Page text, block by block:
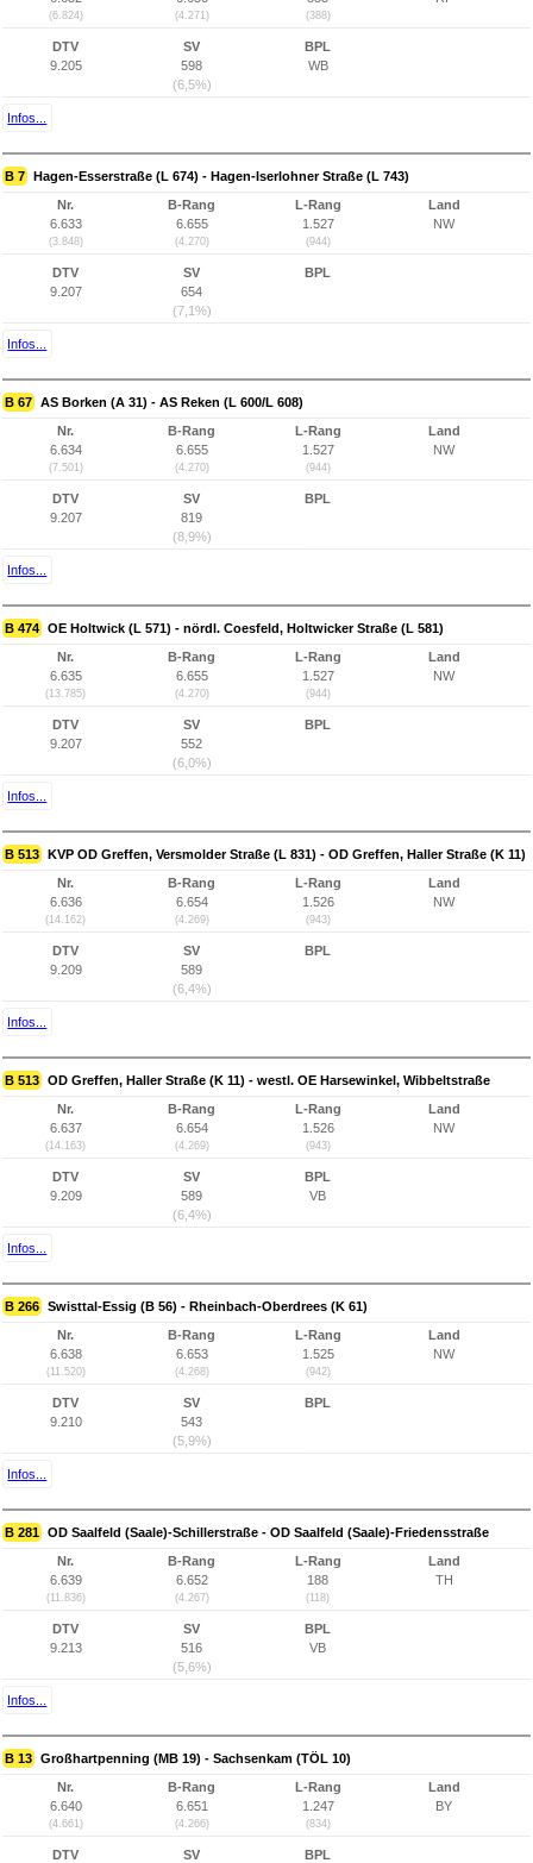
(6.824) (4.271) (388)
DTV
9.205
SV
598
(6,5%)
BPL
WB
Infos...
B 7 Hagen-Esserstraße (L 674) - Hagen-Iserlohner Straße (L 743)
Nr.
6.633
(3.848)
B-Rang
6.655
(4.270)
L-Rang
1.527
(944)
Land
NW
DTV
9.207
SV
654
(7,1%)
BPL
Infos...
B 67 AS Borken (A 31) - AS Reken (L 600/L 608)
Nr.
6.634
(7.501)
B-Rang
6.655
(4.270)
L-Rang
1.527
(944)
Land
NW
DTV
9.207
SV
819
(8,9%)
BPL
Infos...
B 474 OE Holtwick (L 571) - nördl. Coesfeld, Holtwicker Straße (L 581)
Nr.
6.635
(13.785)
B-Rang
6.655
(4.270)
L-Rang
1.527
(944)
Land
NW
DTV
9.207
SV
552
(6,0%)
BPL
Infos...
B 513 KVP OD Greffen, Versmolder Straße (L 831) - OD Greffen, Haller Straße (K 11)
Nr.
6.636
(14.162)
B-Rang
6.654
(4.269)
L-Rang
1.526
(943)
Land
NW
DTV
9.209
SV
589
(6,4%)
BPL
Infos...
B 513 OD Greffen, Haller Straße (K 11) - westl. OE Harsewinkel, Wibbeltstraße
Nr.
6.637
(14.163)
B-Rang
6.654
(4.269)
L-Rang
1.526
(943)
Land
NW
DTV
9.209
SV
589
(6,4%)
BPL
VB
Infos...
B 266 Swisttal-Essig (B 56) - Rheinbach-Oberdrees (K 61)
Nr.
6.638
(11.520)
B-Rang
6.653
(4.268)
L-Rang
1.525
(942)
Land
NW
DTV
9.210
SV
543
(5,9%)
BPL
Infos...
B 281 OD Saalfeld (Saale)-Schillerstraße - OD Saalfeld (Saale)-Friedensstraße
Nr.
6.639
(11.836)
B-Rang
6.652
(4.267)
L-Rang
188
(118)
Land
TH
DTV
9.213
SV
516
(5,6%)
BPL
VB
Infos...
B 13 Großhartpenning (MB 19) - Sachsenkam (TÖL 10)
Nr.
6.640
(4.661)
B-Rang
6.651
(4.266)
L-Rang
1.247
(834)
Land
BY
DTV
SV
BPL